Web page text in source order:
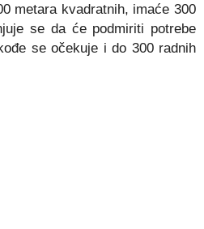
metara kvadratnih, imaće 300
se da će podmiriti potrebe
se očekuje i do 300 radnih